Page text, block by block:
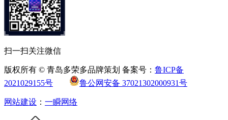
扫一扫关注微信
版权所有 © 青岛多荣多品牌策划 备案号： 鲁ICP备
2021029155号
鲁公网安备 37021302000931号
网站建设 ： 一瞬网络